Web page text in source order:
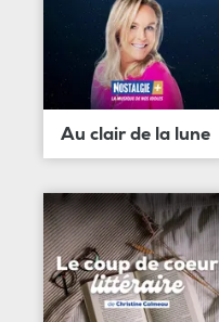
Au clair de la lune